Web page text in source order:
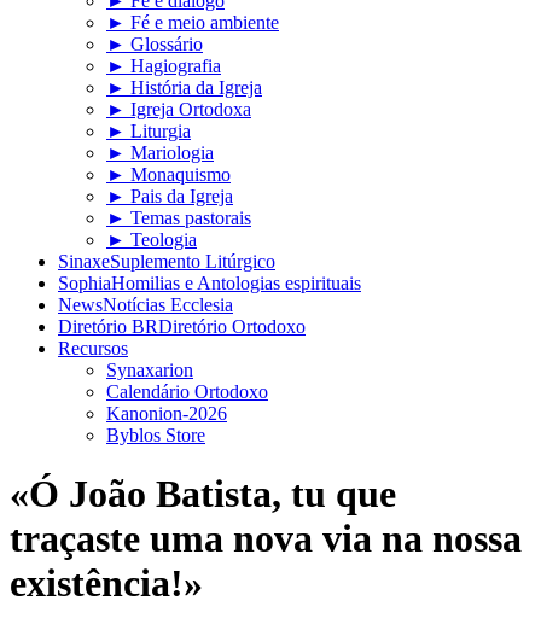
► Fé e meio ambiente
► Glossário
► Hagiografia
► História da Igreja
► Igreja Ortodoxa
► Liturgia
► Mariologia
► Monaquismo
► Pais da Igreja
► Temas pastorais
► Teologia
SinaxeSuplemento Litúrgico
SophiaHomilias e Antologias espirituais
NewsNotícias Ecclesia
Diretório BRDiretório Ortodoxo
Recursos
Synaxarion
Calendário Ortodoxo
Kanonion-2026
Byblos Store
«Ó João Batista, tu que
traçaste uma nova via na nossa
existência!»